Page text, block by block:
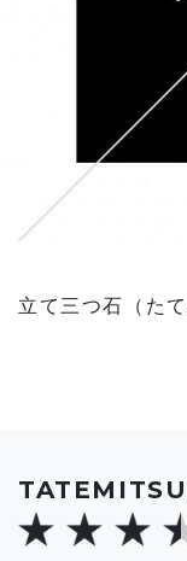
立て三つ石（た